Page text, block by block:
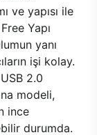
ve yapısı ile
Yapı
yanı
işi kolay.
2.0
modeli,
ince
durumda.